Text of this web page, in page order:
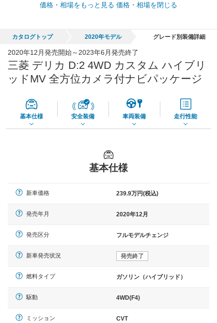
車買取価格 *
車買取相場
56,270円
*当該価格は車種別の価格となります。
価格・相場をもっと見る 価格・相場を閉じる
カタログトップ 2020年モデル グレード別装備詳細
2020年12月発売開始～2023年6月発売終了
三菱 デリカ D:2 4WD カスタム ハイブリ
ッドMV 全方位カメラ付ナビパッケージ
基本仕様 安全装備 車両装備 走行性能
基本仕様
新車価格 239.9万円(税込)
発売年月 2020年12月
発売区分 フルモデルチェンジ
新車発売状況 発売終了
燃料タイプ ガソリン（ハイブリッド）
駆動 4WD(F4)
ミッション CVT